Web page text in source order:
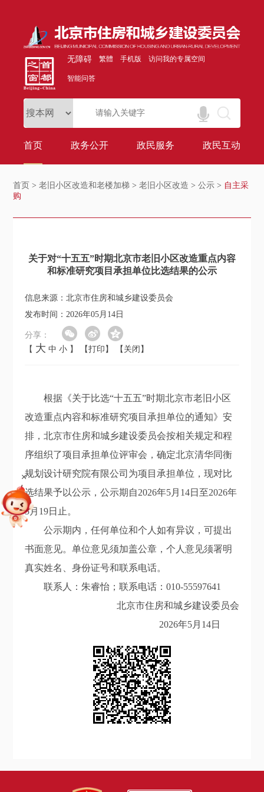
无障碍 繁體 手机版 访问我的专属空间
智能问答
首页 政务公开 政民服务 政民互动
首页 >老旧小区改造和老楼加梯 >老旧小区改造 >公示 > 自主采
购
关于对“十五五”时期北京市老旧小区改造重点内容
和标准研究项目承担单位比选结果的公示
信息来源：北京市住房和城乡建设委员会
发布时间：2026年05月14日
分享：
【 大 中 小 】 【打印】 【关闭】
根据《关于比选“十五五”时期北京市老旧小区
改造重点内容和标准研究项目承担单位的通知》安
排，北京市住房和城乡建设委员会按相关规定和程
序组织了项目承担单位评审会，确定北京清华同衡
规划设计研究院有限公司为项目承担单位，现对比
选结果予以公示，公示期自2026年5月14日至2026年
5月19日止。
公示期内，任何单位和个人如有异议，可提出
书面意见。单位意见须加盖公章，个人意见须署明
真实姓名、身份证号和联系电话。
联系人：朱睿怡；联系电话：010-55597641
北京市住房和城乡建设委员会
2026年5月14日
+